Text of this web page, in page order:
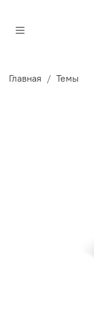
Главная Темы